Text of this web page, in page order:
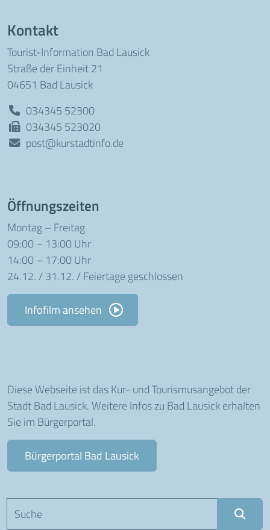
Kontakt
Tourist-Information Bad Lausick
Straße der Einheit 21
04651 Bad Lausick
034345 52300
034345 523020
post@kurstadtinfo.de
Öffnungszeiten
Montag – Freitag
09:00 – 13:00 Uhr
14:00 – 17:00 Uhr
24.12. / 31.12. / Feiertage geschlossen
Infofilm ansehen
Diese Webseite ist das Kur- und Tourismusangebot der
Stadt Bad Lausick. Weitere Infos zu Bad Lausick erhalten
Sie im Bürgerportal.
Bürgerportal Bad Lausick